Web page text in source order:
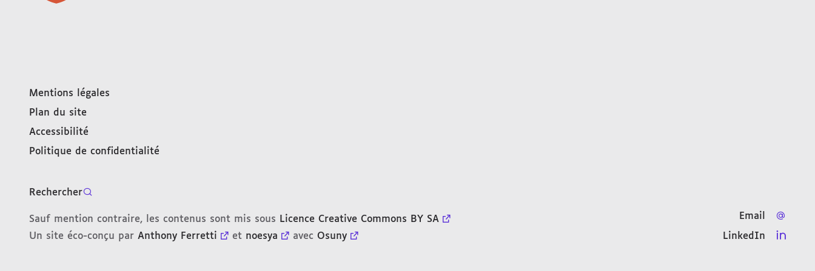
Email
LinkedIn
Mentions légales
Plan du site
Accessibilité
Politique de confidentialité
Rechercher
Sauf mention contraire, les contenus sont mis sous Licence Creative Commons BY SA
Un site éco-conçu par Anthony Ferretti et noesya avec Osuny